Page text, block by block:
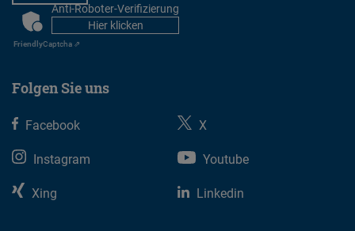
CAPTCHAAnti-Roboter-Verifizierung
Hier klicken
FriendlyCaptcha ⇗
Folgen Sie uns
Facebook
X
Instagram
Youtube
Xing
Linkedin